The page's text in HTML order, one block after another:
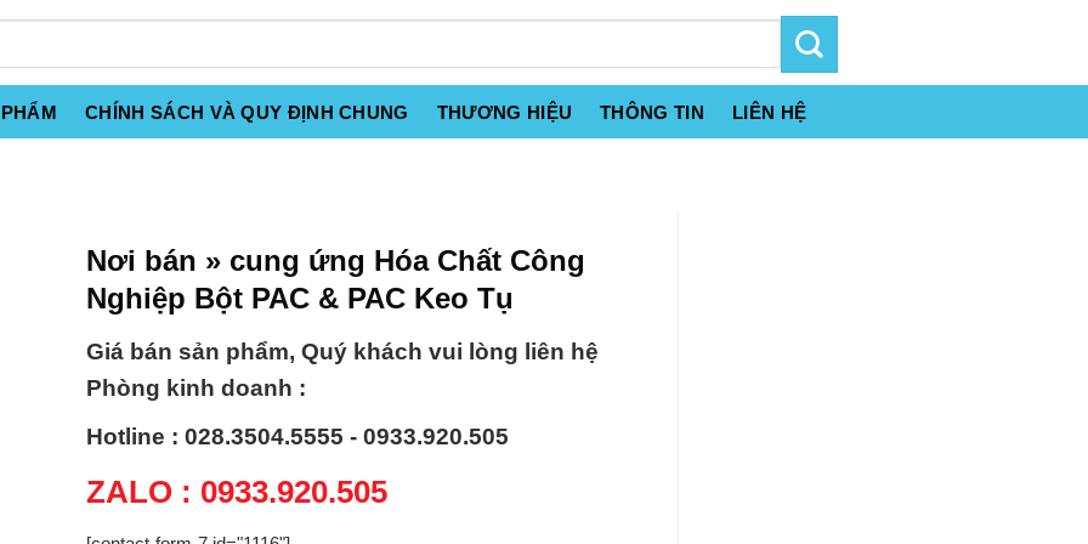
CHÍNH SÁCH VÀ QUY ĐỊNH CHUNG THƯƠNG HIỆU THÔNG TIN LIÊN HỆ
Nơi bán » cung ứng Hóa Chất Công
Nghiệp Bột PAC & PAC Keo Tụ
Giá bán sản phẩm, Quý khách vui lòng liên hệ
Phòng kinh doanh :
Hotline : 028.3504.5555 - 0933.920.505
ZALO : 0933.920.505